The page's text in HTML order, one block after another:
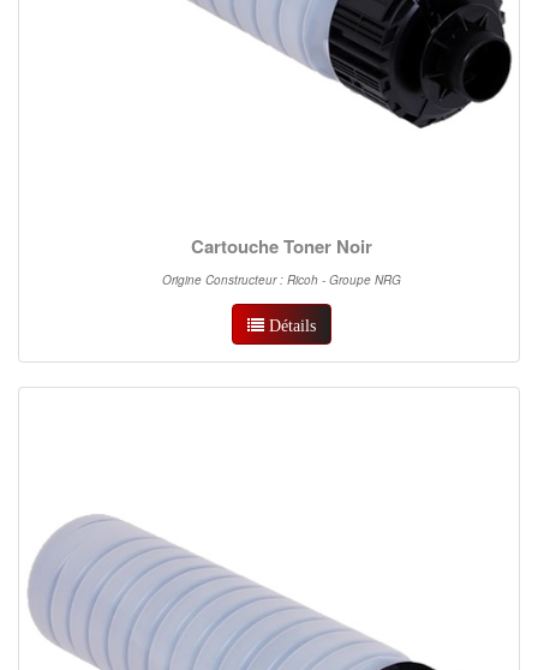
Cartouche Toner Noir
Origine Constructeur : Ricoh - Groupe NRG
Détails